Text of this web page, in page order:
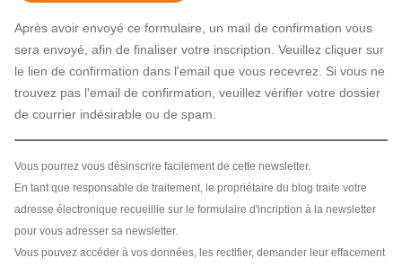
Après avoir envoyé ce formulaire, un mail de confirmation vous
sera envoyé, afin de finaliser votre inscription. Veuillez cliquer sur
le lien de confirmation dans l'email que vous recevrez. Si vous ne
trouvez pas l'email de confirmation, veuillez vérifier votre dossier
de courrier indésirable ou de spam.
Vous pourrez vous désinscrire facilement de cette newsletter.
En tant que responsable de traitement, le propriétaire du blog traite votre
adresse électronique recueillie sur le formulaire d'incription à la newsletter
pour vous adresser sa newsletter.
Vous pouvez accéder à vos données, les rectifier, demander leur effacement